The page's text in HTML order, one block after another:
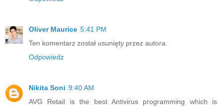
Oliver Maurice 5:41 PM
Ten komentarz został usunięty przez autora.
Odpowiedz
Nikita Soni 9:40 AM
AVG Retail is the best Antivirus programming which is